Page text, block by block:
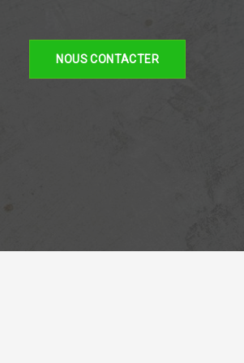
NOUS CONTACTER